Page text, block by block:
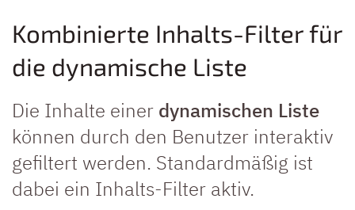
Kombinierte Inhalts-Filter für
die dynamische Liste
Die Inhalte einer dynamischen Liste
können durch den Benutzer interaktiv
gefiltert werden. Standardmäßig ist
dabei ein Inhalts-Filter aktiv.